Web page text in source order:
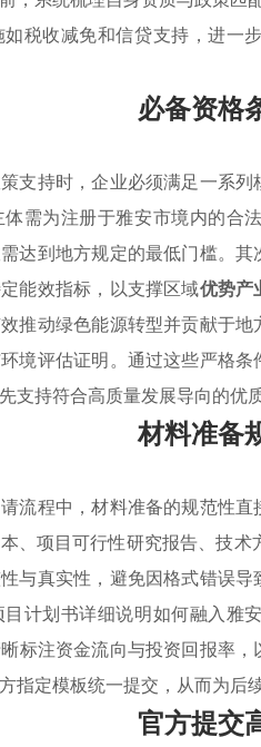
税收减免和信贷支持，进一
必备资格
支持时，企业必须满足一系
需为注册于雅安市境内的合
达到地方规定的最低门槛。
能效指标，以支撑区域优势产
推动绿色能源转型并贡献于
境评估证明。通过这些严格
支持符合高质量发展导向的优
材料准备
流程中，材料准备的规范性
、项目可行性研究报告、技
与真实性，避免因格式错误
计划书详细说明如何融入雅
标注资金流向与投资回报率，
指定模板统一提交，从而为后
官方提交